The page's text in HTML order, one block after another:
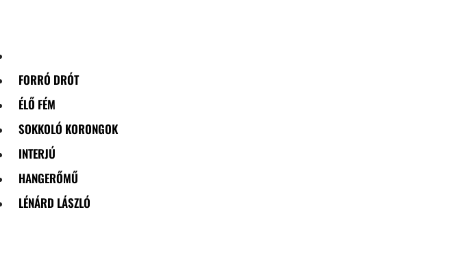
FORRÓ DRÓT
ÉLŐ FÉM
SOKKOLÓ KORONGOK
INTERJÚ
HANGERŐMŰ
LÉNÁRD LÁSZLÓ